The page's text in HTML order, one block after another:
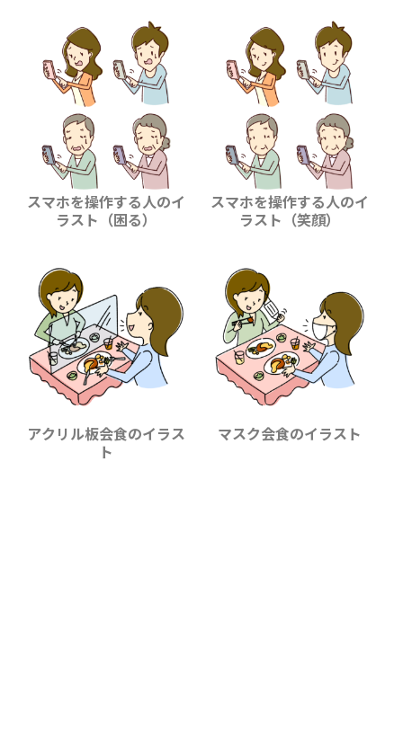
スマホを操作する人のイ
ラスト（困る）
スマホを操作する人のイ
ラスト（笑顔）
アクリル板会食のイラス
ト
マスク会食のイラスト